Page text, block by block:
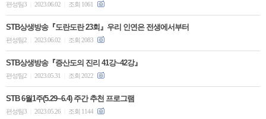
편성팀3 2023.06.02 조회 1061
STB상생방송『도란도란 23회』우리 인연은 전생에서부터
편성팀2 2023.06.02 조회 2083
STB상생방송『증산도의 진리 41강~42강』
편성팀2 2023.05.31 조회 2022
STB 6월1주(5.29~6.4) 주간 추천 프로그램
편성팀3 2023.05.26 조회 1144